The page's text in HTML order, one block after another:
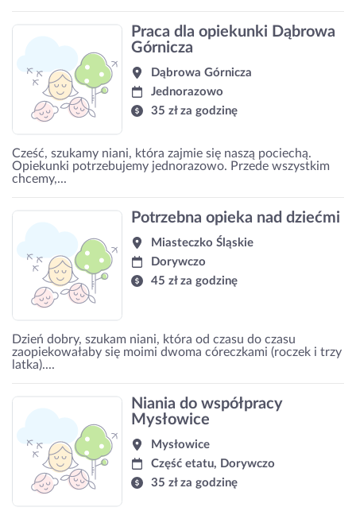
Praca dla opiekunki Dąbrowa
Górnicza
Dąbrowa Górnicza
Jednorazowo
35 zł za godzinę
Cześć, szukamy niani, która zajmie się naszą pociechą.
Opiekunki potrzebujemy jednorazowo. Przede wszystkim
chcemy,...
Potrzebna opieka nad dziećmi
Miasteczko Śląskie
Dorywczo
45 zł za godzinę
Dzień dobry, szukam niani, która od czasu do czasu
zaopiekowałaby się moimi dwoma córeczkami (roczek i trzy
latka)....
Niania do współpracy
Mysłowice
Mysłowice
Część etatu, Dorywczo
35 zł za godzinę